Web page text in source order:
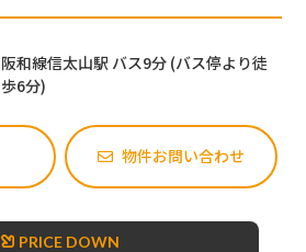
阪和線信太山駅 バス9分 (バス停より徒
歩6分)
物件お問い合わせ
PRICE DOWN